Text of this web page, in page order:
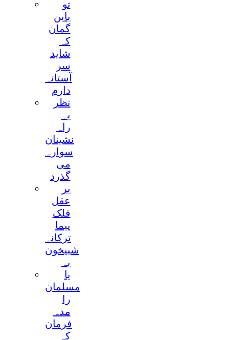
تو
باین
گمان
کہ
شاید
سر
آستانہ
دارم
نظر
بہ
راہ
نشینان
سوارہ
می
گذرد
بر
عقل
فلک
پیما
ترکانہ
شبیخون
بہ
یا
مسلمان
را
مدہ
فرمان
کہ